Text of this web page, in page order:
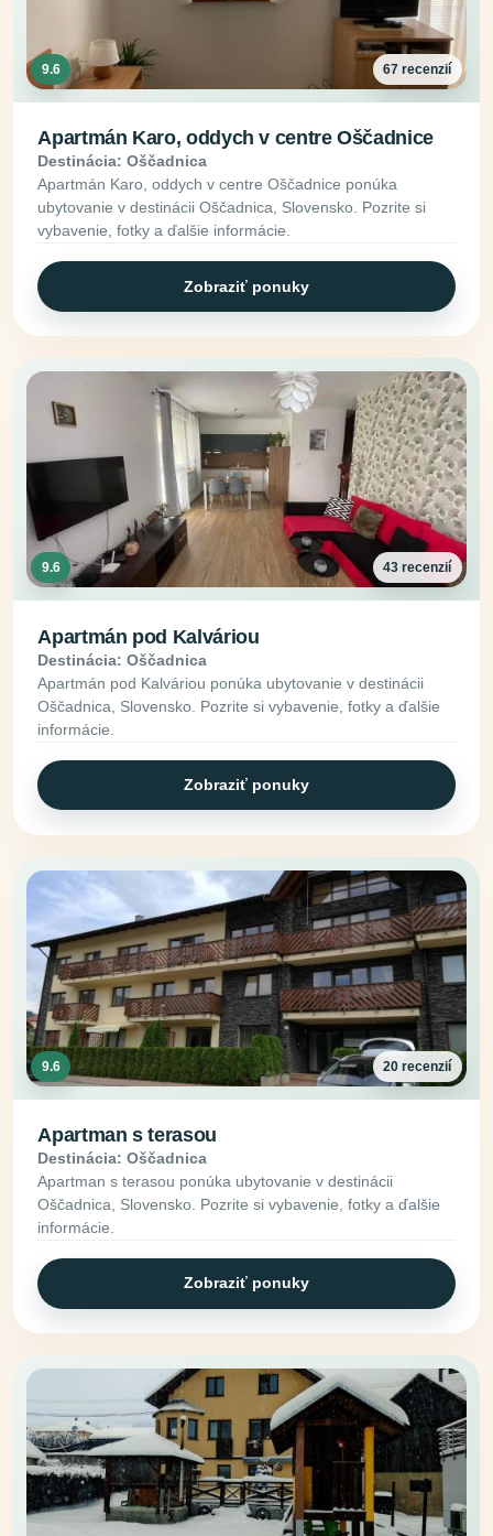
9.6 67 recenzií
Apartmán Karo, oddych v centre Oščadnice
Destinácia: Oščadnica
Apartmán Karo, oddych v centre Oščadnice ponúka
ubytovanie v destinácii Oščadnica, Slovensko. Pozrite si
vybavenie, fotky a ďalšie informácie.
Zobraziť ponuky
9.6 43 recenzií
Apartmán pod Kalváriou
Destinácia: Oščadnica
Apartmán pod Kalváriou ponúka ubytovanie v destinácii
Oščadnica, Slovensko. Pozrite si vybavenie, fotky a ďalšie
informácie.
Zobraziť ponuky
9.6 20 recenzií
Apartman s terasou
Destinácia: Oščadnica
Apartman s terasou ponúka ubytovanie v destinácii
Oščadnica, Slovensko. Pozrite si vybavenie, fotky a ďalšie
informácie.
Zobraziť ponuky